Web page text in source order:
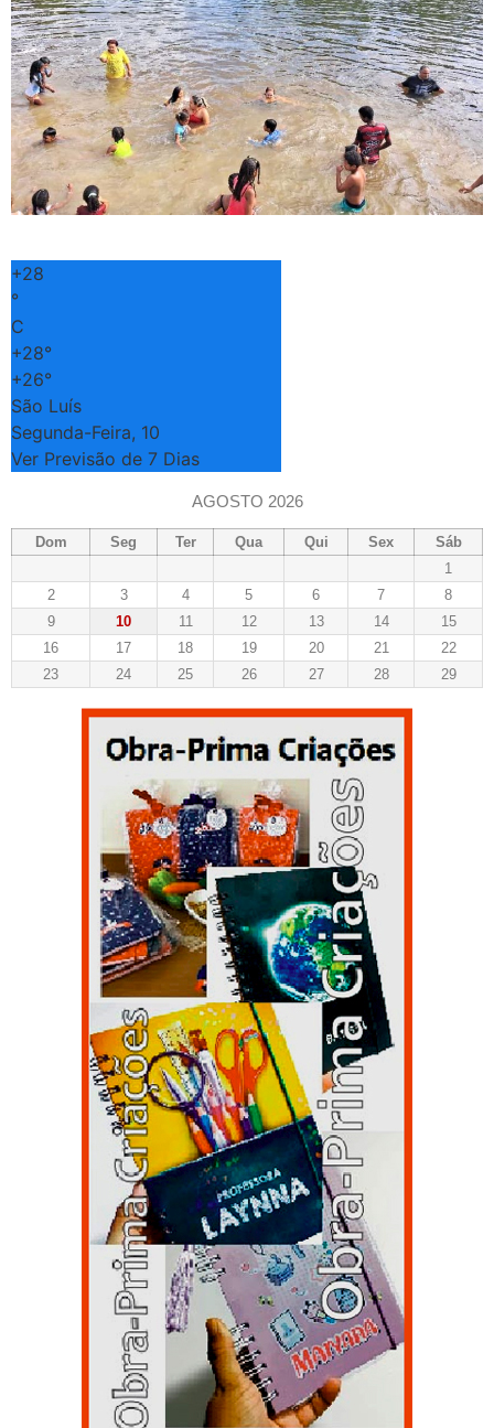
+28
°
C
+28°
+26°
São Luís
Segunda-Feira, 10
Ver Previsão de 7 Dias
AGOSTO 2026
Dom Seg Ter Qua Qui Sex
Sáb
1
2
3 4 5 6 7
8
9
10 11 12 13 14
15
16
17 18 19 20 21
22
23
24 25 26 27 28 29